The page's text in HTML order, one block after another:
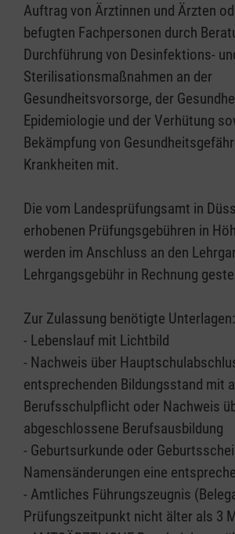
Auftrag von Ärztinnen und Ärzten
befugten Fachpersonen durch
Durchführung von Desinfektions-
Sterilisationsmaßnahmen an der
Gesundheitsvorsorge, der
Epidemiologie und der Verhütung
Bekämpfung von
Krankheiten mit.
Die vom Landesprüfungsamt in
erhobenen Prüfungsgebühren in
werden im Anschluss an den
Lehrgangsgebühr in Rechnung
Zur Zulassung benötigte Unterlagen:
- Lebenslauf mit Lichtbild
- Nachweis über Hauptschulabschluss oder
entsprechenden Bildungsstand mit
Berufsschulpflicht oder Nachweis
abgeschlossene Berufsausbildung
- Geburtsurkunde oder
Namensänderungen eine
- Amtliches Führungszeugnis
Prüfungszeitpunkt nicht älter als 3